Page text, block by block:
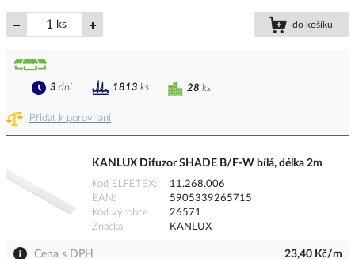
ks do košíku
Přidat k porovnání
28 ks
3 dní 1813 ks
KANLUX Difuzor SHADE B/F-W bílá, délka 2m
Kód ELFETEX
11.268.006
EAN
5905339265715
Kód výrobce
26571
Značka
KANLUX
Cena s DPH 23,40 Kč/m